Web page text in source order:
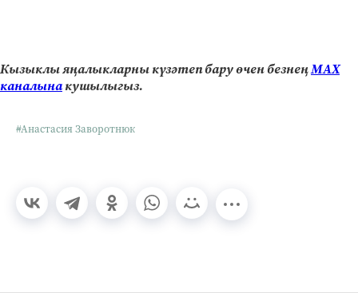
Кызыклы яңалыкларны күзәтеп бару өчен безнеңМАХ
каналынакушылыгыз.
#Анастасия Заворотнюк